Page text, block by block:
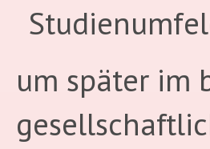
um später im